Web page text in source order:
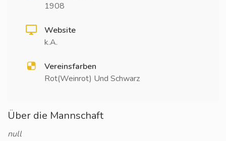
1908
Website
k.A.
Vereinsfarben
Rot(Weinrot) Und Schwarz
Über die Mannschaft
null